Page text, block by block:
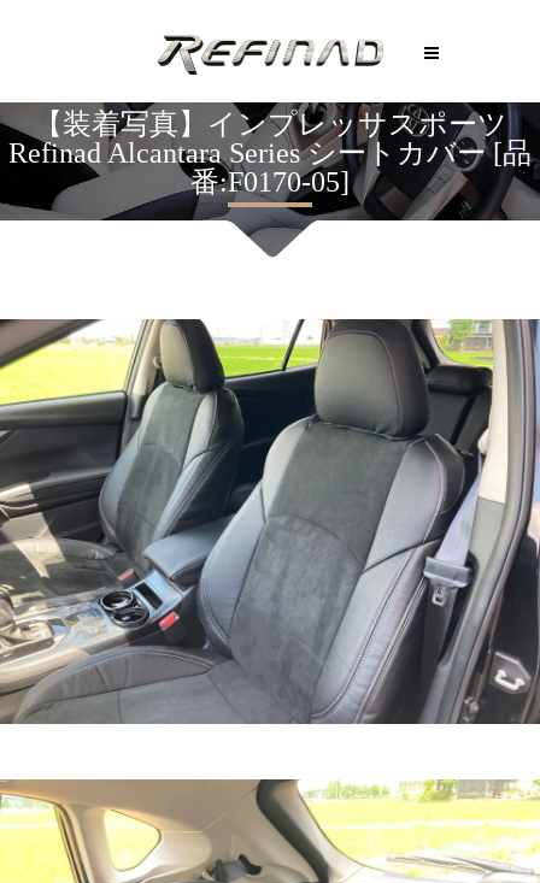
【装着写真】インプレッサスポーツ
Refinad Alcantara Series シートカバー [品
番:F0170-05]